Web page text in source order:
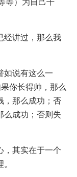
经讲过，那么我
如说有这么一
你长得帅，那么
，那么成功；否
么成功；否则失
，其实在于一个